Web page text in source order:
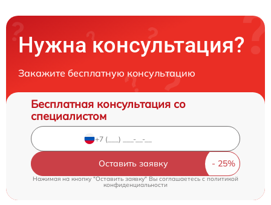
Нужна консультация?
Закажите бесплатную консультацию
Бесплатная консультация со
специалистом
Оставить заявку
Нажимая на кнопку "Оставить заявку" Вы соглашаетесь cполитикой
конфиденциальности